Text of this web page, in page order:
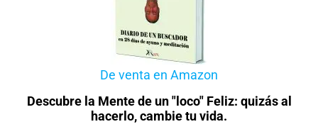
De venta en Amazon
Descubre la Mente de un "loco" Feliz: quizás al
hacerlo, cambie tu vida.